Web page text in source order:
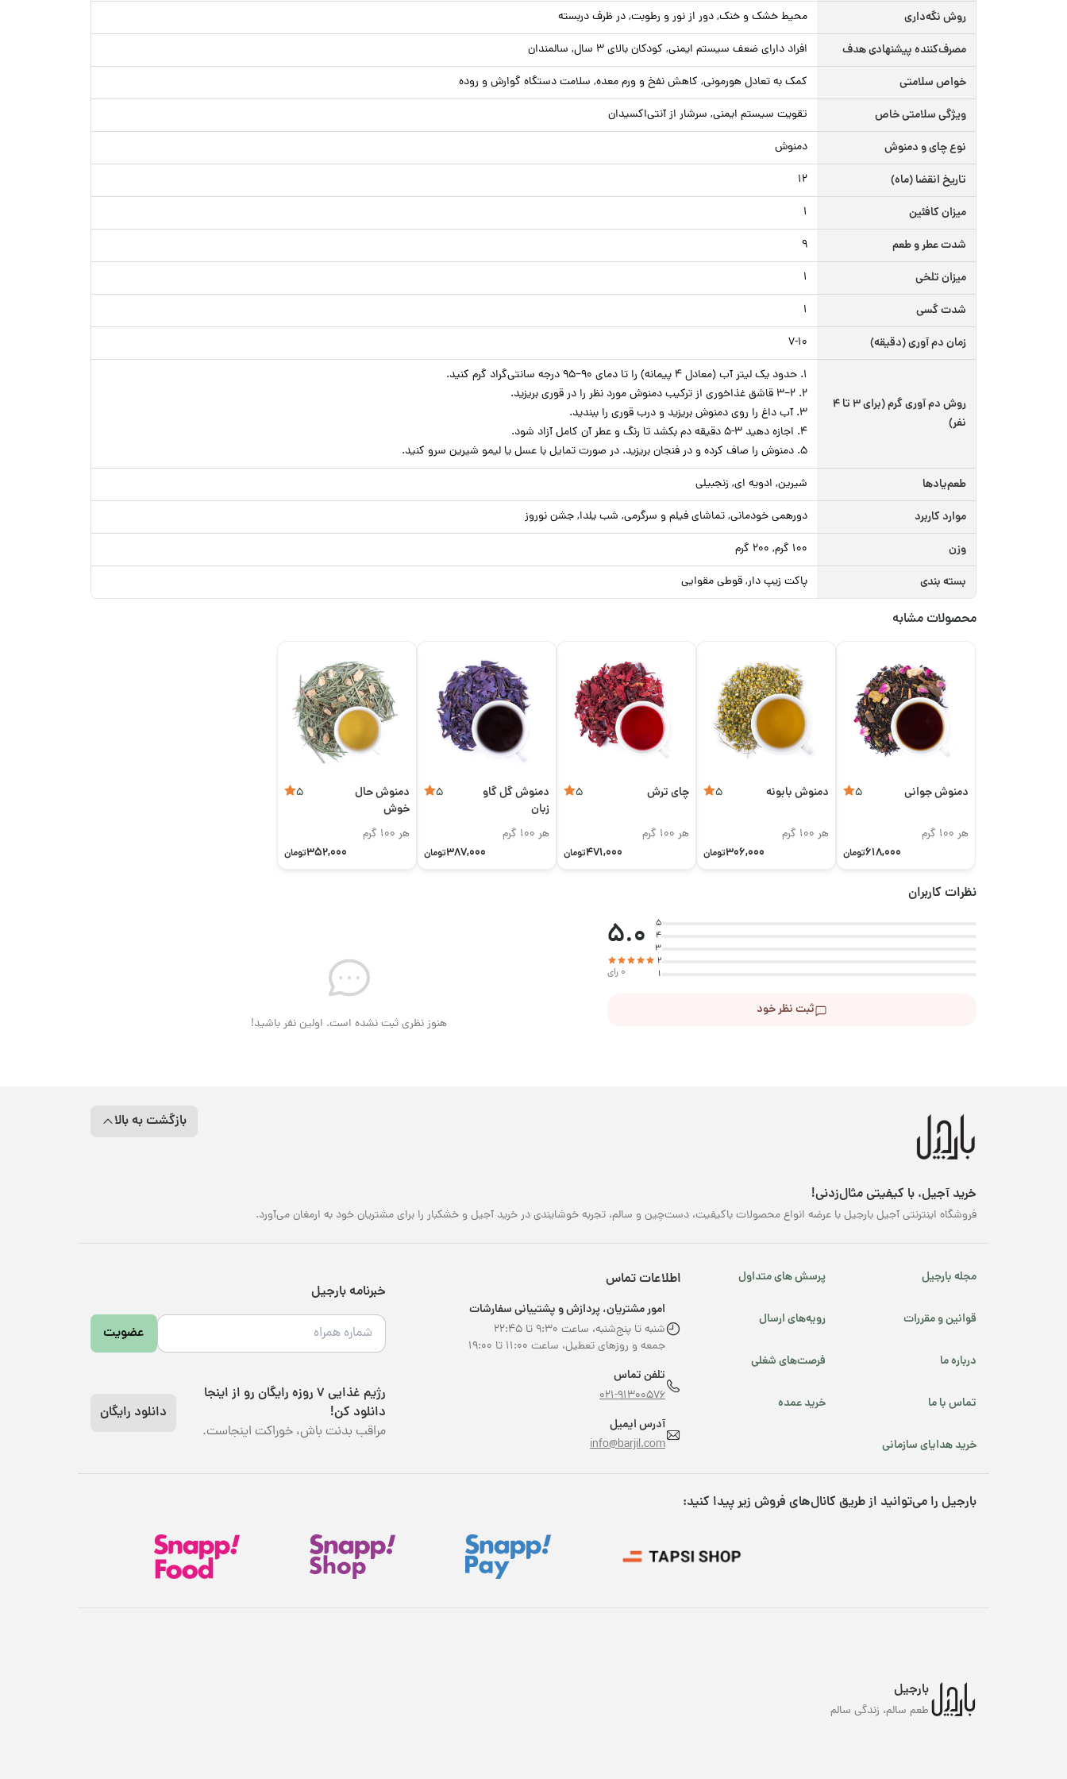
روش نگه‌داری محیط خشک و خنک, دور از نور و رطوبت, در ظرف دربسته
مصرف‌کننده پیشنهادی هدف افراد دارای ضعف سیستم ایمنی, کودکان بالای ۳ سال, سالمندان
خواص سلامتی کمک به تعادل هورمونی, کاهش نفخ و ورم معده, سلامت دستگاه گوارش و روده
ویژگی سلامتی خاص تقویت سیستم ایمنی, سرشار از آنتی‌اکسیدان
نوع چای و دمنوش دمنوش
تاریخ انقضا (ماه) 12
میزان کافئین 1
شدت عطر و طعم 9
میزان تلخی 1
شدت گسی 1
زمان دم آوری (دقیقه) ۷-۱۰
روش دم آوری گرم (برای ۳ تا ۴
نفر)
۱. حدود یک لیتر آب (معادل ۴ پیمانه) را تا دمای ۹۰–۹۵ درجه سانتی‌گراد گرم کنید.
۲. ۲–۳ قاشق غذاخوری از ترکیب دمنوش مورد نظر را در قوری بریزید.
۳. آب داغ را روی دمنوش بریزید و درب قوری را ببندید.
۴. اجازه دهید ۳-۵ دقیقه دم بکشد تا رنگ و عطر آن کامل آزاد شود.
۵. دمنوش را صاف کرده و در فنجان بریزید. در صورت تمایل با عسل یا لیمو شیرین سرو کنید.
طعم‌یادها شیرین, ادویه ای, زنجبیلی
موارد کاربرد دورهمی خودمانی, تماشای فیلم و سرگرمی, شب یلدا, جشن نوروز
وزن 100 گرم, 200 گرم
بسته بندی پاکت زیپ دار, قوطی مقوایی
محصولات مشابه
دمنوش جوانی 5
هر 100 گرم
618,000تومان
دمنوش بابونه 5
هر 100 گرم
306,000تومان
چای ترش 5
هر 100 گرم
471,000تومان
دمنوش گل گاو
زبان
5
هر 100 گرم
387,000تومان
دمنوش حال
خوش
5
هر 100 گرم
352,000تومان
نظرات کاربران
5
4
3
2
1
5.0
0 رای
ثبت نظر خود
هنوز نظری ثبت نشده است. اولین نفر باشید!
بازگشت به بالا
خرید آجیل، با کیفیتی مثال‌زدنی!
فروشگاه اینترنتی آجیل بارجیل با عرضه انواع محصولات باکیفیت، دست‌چین و سالم، تجربه خوشایندی در خرید آجیل و خشکبار را برای مشتریان خود به ارمغان می‌آورد.
مجله بارجیل پرسش های متداول
قوانین و مقررات رویه‌های ارسال
درباره ما فرصت‌های شغلی
تماس با ما خرید عمده
خرید هدایای سازمانی
اطلاعات تماس
امور مشتریان، پردازش و پشتیبانی سفارشات
شنبه تا پنج‌شنبه، ساعت ۹:۳۰ تا ۲۲:۴۵
جمعه و روزهای تعطیل، ساعت ۱۱:۰۰ تا ۱۹:۰۰
تلفن تماس
021-91300576
آدرس ایمیل
info@barjil.com
خبرنامه بارجیل
عضویت
رژیم غذایی 7 روزه رایگان رو از اینجا
دانلود کن!
مراقب بدنت باش، خوراکت اینجاست.
دانلود رایگان
بارجیل را می‌توانید از طریق کانال‌های فروش زیر پیدا کنید:
بارجیل
طعم سالم، زندگی سالم